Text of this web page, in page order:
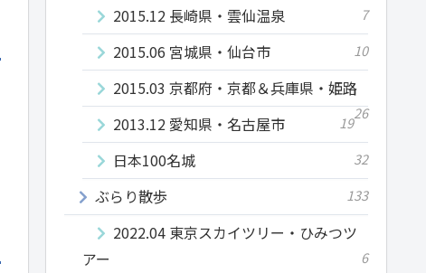
2015.12 長崎県・雲仙温泉 7
2015.06 宮城県・仙台市 10
2015.03 京都府・京都＆兵庫県・姫路
26
2013.12 愛知県・名古屋市 19
日本100名城 32
ぶらり散歩 133
2022.04 東京スカイツリー・ひみつツ
アー
6